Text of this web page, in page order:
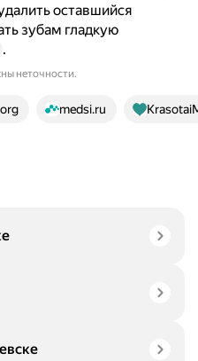
оставшийся
зубам гладкую
.
неточности.
medsi.ru